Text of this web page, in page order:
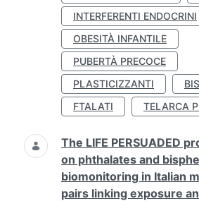
INTERFERENTI ENDOCRINI
OBESITÀ INFANTILE
PUBERTÀ PRECOCE
PLASTICIZZANTI
FTALATI
TELARCA
The LIFE PERSUADED
on phthalates and
biomonitoring in Italian
pairs linking exposure